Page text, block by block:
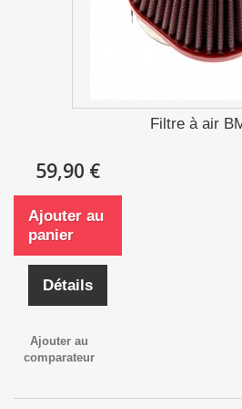
Filtre à air
59,90 €
Ajouter au
panier
Détails
Ajouter au
comparateur